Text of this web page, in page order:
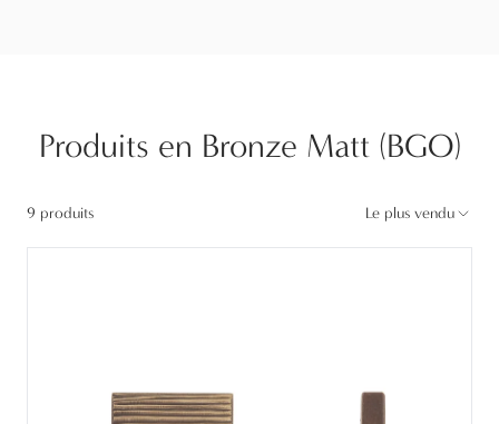
Produits en Bronze Matt (BGO)
9 produits Le plus vendu